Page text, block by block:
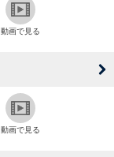
動画で見る
動画で見る